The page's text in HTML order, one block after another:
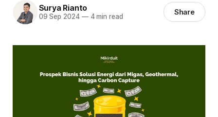
Surya Rianto
09 Sep 2024 —4 min read Share